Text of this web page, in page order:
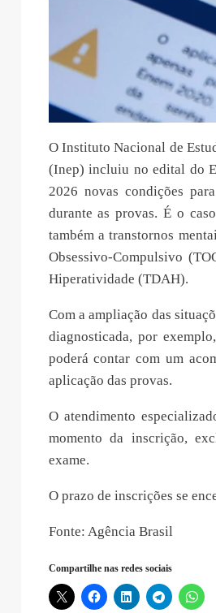
O Instituto Nacional de
(Inep) incluiu no edital do
2026 novas condições
durante as provas. É o
também a transtornos
Obsessivo-Compulsivo
Hiperatividade (TDAH).
Com a ampliação das
diagnosticada, por
poderá contar com um
aplicação das provas.
O atendimento
momento da inscrição,
exame.
O prazo de inscrições se
Fonte: Agência Brasil
Compartilhe nas redes sociais